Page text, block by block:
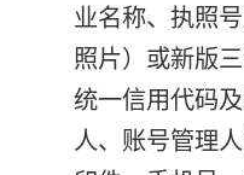
业名称、执照
照片）或新版
统一信用代码
人、账号管理